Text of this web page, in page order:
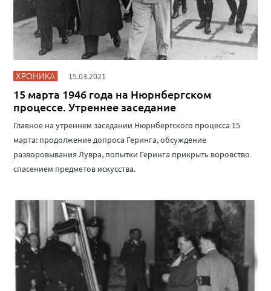
ХРОНИКА 15.03.2021
15 марта 1946 года на Нюрнбергском
процессе. Утреннее заседание
Главное на утреннем заседании Нюрнбергского процесса 15
марта: продолжение допроса Геринга, обсуждение
разворовывания Лувра, попытки Геринга прикрыть воровство
спасением предметов искусства.